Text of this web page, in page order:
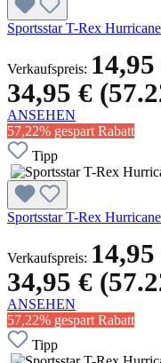
Sportsstar T-Rex
Verkaufspreis: 14,95
34,95 €
ANSEHEN
57,22% gespart Rabatt
Tipp
Sportsstar T-Rex
Verkaufspreis: 14,95
34,95 €
ANSEHEN
57,22% gespart Rabatt
Tipp